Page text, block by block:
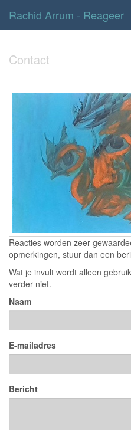
Rachid Arrum - Reageer
Contact
Reacties worden zeer
opmerkingen, stuur dan een
Wat je invult wordt alleen
verder niet.
Naam
E-mailadres
Bericht